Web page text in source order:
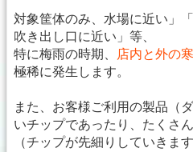
対象筐体のみ、水場に近い」
吹き出し口に近い」等、
特に梅雨の時期、
店内と外の
極稀に発生します。
また、お客様ご利用の製品（
いチップであったり、たくさ
（チップが先細りしていきま